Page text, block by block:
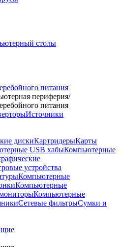
столы
питания
периферия/
питания
Источники
дискиКартридерыКарты
USB хабыКомпьютерные
устройства
Компьютерные
Компьютерные
Компьютерные
Сетевые фильтрыСумки и